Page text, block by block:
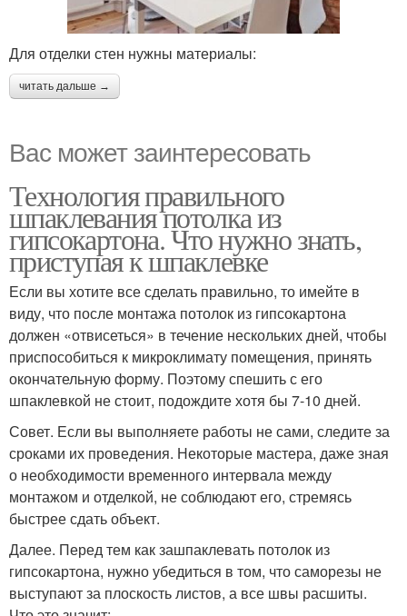
Для отделки стен нужны материалы:
читать дальше →
Вас может заинтересовать
Технология правильного
шпаклевания потолка из
гипсокартона. Что нужно знать,
приступая к шпаклевке
Если вы хотите все сделать правильно, то имейте в
виду, что после монтажа потолок из гипсокартона
должен «отвисеться» в течение нескольких дней, чтобы
приспособиться к микроклимату помещения, принять
окончательную форму. Поэтому спешить с его
шпаклевкой не стоит, подождите хотя бы 7-10 дней.
Совет. Если вы выполняете работы не сами, следите за
сроками их проведения. Некоторые мастера, даже зная
о необходимости временного интервала между
монтажом и отделкой, не соблюдают его, стремясь
быстрее сдать объект.
Далее. Перед тем как зашпаклевать потолок из
гипсокартона, нужно убедиться в том, что саморезы не
выступают за плоскость листов, а все швы расшиты.